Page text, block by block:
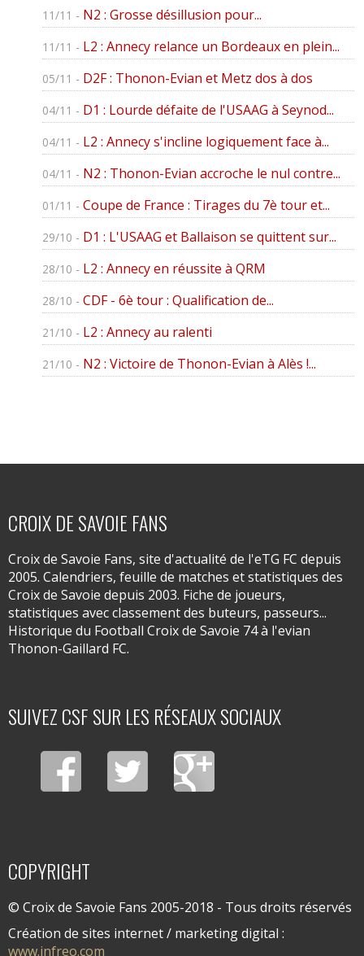
11/11 - N2 : Grosse désillusion pour...
11/11 - L2 : Annecy relance un Bordeaux en plein...
05/11 - D2F : Thonon-Evian et Metz dos à dos
04/11 - D1 : Lourde défaite de l'USAAG à Seynod...
04/11 - L2 : Annecy s'incline logiquement face à...
04/11 - N2 : Thonon-Evian accroche le nul contre...
01/11 - Coupe de France : Tirages du 7è tour et...
29/10 - D1 : L'USAAG et Ballaison se quittent sur...
28/10 - L2 : Annecy en réussite à QRM
28/10 - CDF - 6è tour : Qualification de...
21/10 - L2 : Annecy au ralenti
21/10 - N2 : Victoire de Thonon-Evian à Alès !...
CROIX DE SAVOIE FANS
Croix de Savoie Fans, site d'actualité de l'eTG FC depuis
2005. Calendriers, feuille de matches et statistiques des
Croix de Savoie depuis 2003. Fiche de joueurs,
statistiques avec classement des buteurs, passeurs...
Historique du Football Croix de Savoie 74 à l'evian
Thonon-Gaillard FC.
SUIVEZ CSF SUR LES RÉSEAUX SOCIAUX
COPYRIGHT
© Croix de Savoie Fans 2005-2018 - Tous droits réservés
Création de sites internet / marketing digital :
www.infreo.com